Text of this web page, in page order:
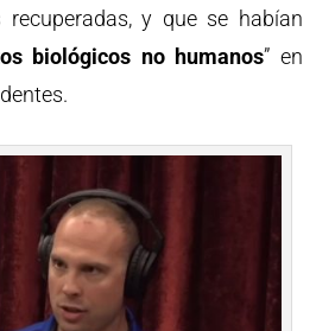
recuperadas, y que se habían
biológicos no humanos” en